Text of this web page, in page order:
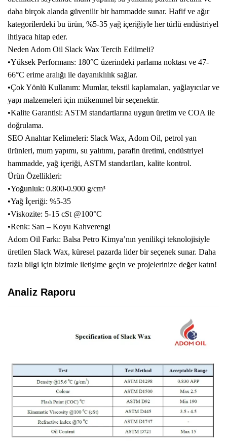
daha birçok alanda güvenilir bir hammadde sunar. Hafif ve ağır
kategorilerdeki bu ürün, %5-35 yağ içeriğiyle her türlü endüstriyel
ihtiyaca hitap eder.
Neden Adom Oil Slack Wax Tercih Edilmeli?
•Yüksek Performans: 180°C üzerindeki parlama noktası ve 47-
66°C erime aralığı ile dayanıklılık sağlar.
•Çok Yönlü Kullanım: Mumlar, tekstil kaplamaları, yağlayıcılar ve
yapı malzemeleri için mükemmel bir seçenektir.
•Kalite Garantisi: ASTM standartlarına uygun üretim ve COA ile
doğrulama.
SEO Anahtar Kelimeleri: Slack Wax, Adom Oil, petrol yan
ürünleri, mum yapımı, su yalıtımı, parafin üretimi, endüstriyel
hammadde, yağ içeriği, ASTM standartları, kalite kontrol.
Ürün Özellikleri:
•Yoğunluk: 0.800-0.900 g/cm³
•Yağ İçeriği: %5-35
•Viskozite: 5-15 cSt @100°C
•Renk: Sarı – Koyu Kahverengi
Adom Oil Farkı: Balsa Petro Kimya’nın yenilikçi teknolojisiyle
üretilen Slack Wax, küresel pazarda lider bir seçenek sunar. Daha
fazla bilgi için bizimle iletişime geçin ve projelerinize değer katın!
Analiz Raporu